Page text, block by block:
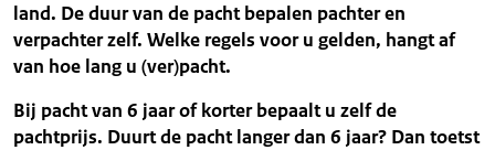
land. De duur van de pacht bepalen pachter en
verpachter zelf. Welke regels voor u gelden, hangt af
van hoe lang u (ver)pacht.
Bij pacht van 6 jaar of korter bepaalt u zelf de
pachtprijs. Duurt de pacht langer dan 6 jaar? Dan toetst